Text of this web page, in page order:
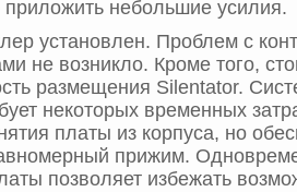
приложить небольшие усилия.
установлен. Проблем с
не возникло. Кроме того,
размещения Silentator.
некоторых временных
платы из корпуса, но
прижим.
позволяет избежать